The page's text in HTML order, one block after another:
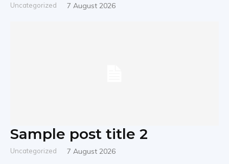
Uncategorized 7 August 2026
Sample post title 2
Uncategorized 7 August 2026